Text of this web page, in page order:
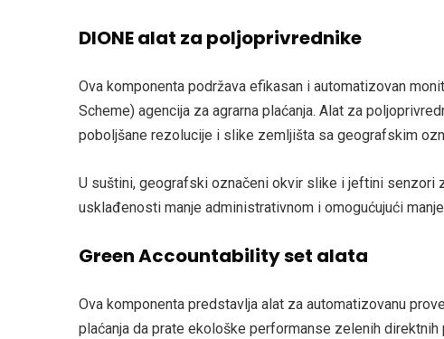
DIONE alat za poljoprivrednike
Ova komponenta podržava efikasan i automatizovan
Scheme) agencija za agrarna plaćanja. Alat za
poboljšane rezolucije i slike zemljišta sa geografskim
U suštini, geografski označeni okvir slike i jeftini senzori
usklađenosti manje administrativnom i omogućujući
Green Accountability set alata
Ova komponenta predstavlja alat za automatizovanu
plaćanja da prate ekološke performanse zelenih direktnih